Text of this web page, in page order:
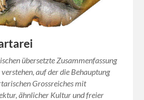
übersetzte Zusammenfassung
auf der die Behauptung
Grossreiches mit
ähnlicher Kultur und freier